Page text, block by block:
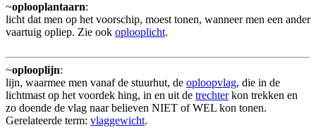
~oplooplantaarn:
licht dat men op het voorschip, moest tonen, wanneer men een ander
vaartuig opliep. Zie ook oplooplicht.
~oplooplijn:
lijn, waarmee men vanaf de stuurhut, de oploopvlag, die in de
lichtmast op het voordek hing, in en uit de trechterkon trekken en
zo doende de vlag naar believen NIET of WEL kon tonen.
Gerelateerde term: vlaggewicht.